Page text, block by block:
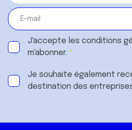
J'accepte les conditions
m'abonner.
Je souhaite également
destination des